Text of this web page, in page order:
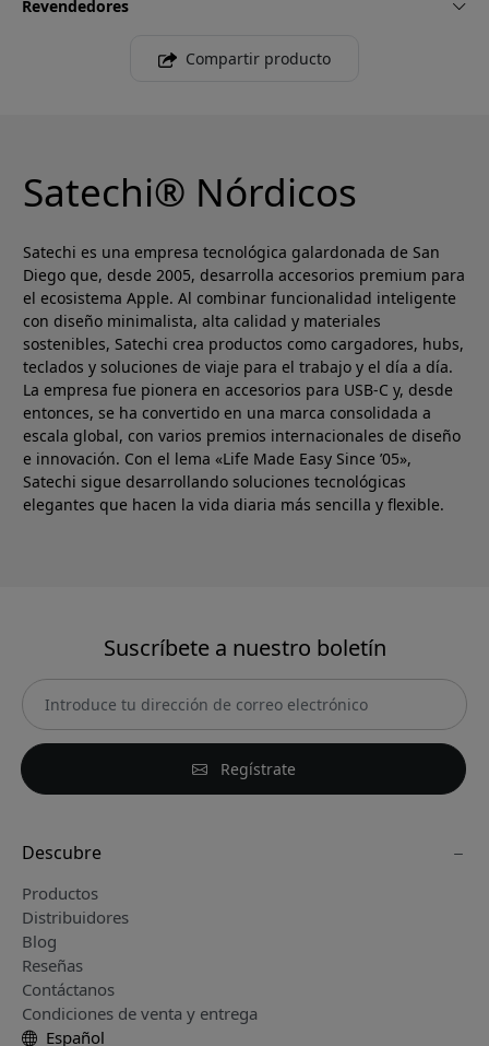
Revendedores
Compartir producto
Satechi® Nórdicos
Satechi es una empresa tecnológica galardonada de San
Diego que, desde 2005, desarrolla accesorios premium para
el ecosistema Apple. Al combinar funcionalidad inteligente
con diseño minimalista, alta calidad y materiales
sostenibles, Satechi crea productos como cargadores, hubs,
teclados y soluciones de viaje para el trabajo y el día a día.
La empresa fue pionera en accesorios para USB-C y, desde
entonces, se ha convertido en una marca consolidada a
escala global, con varios premios internacionales de diseño
e innovación. Con el lema «Life Made Easy Since ’05»,
Satechi sigue desarrollando soluciones tecnológicas
elegantes que hacen la vida diaria más sencilla y flexible.
Suscríbete a nuestro boletín
Regístrate
Descubre
Productos
Distribuidores
Blog
Reseñas
Contáctanos
Condiciones de venta y entrega
Español